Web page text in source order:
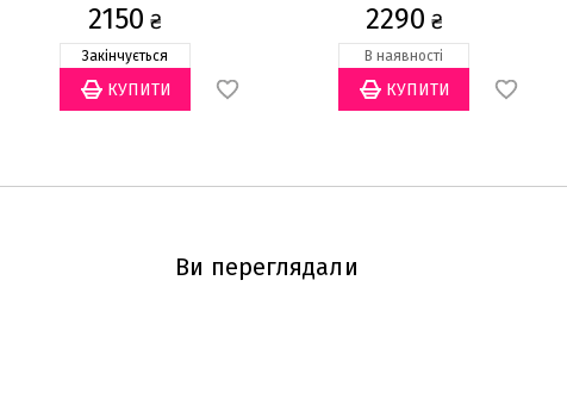
2150 ₴
Закінчується
2290 ₴
В наявності
Ви переглядали